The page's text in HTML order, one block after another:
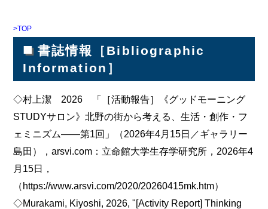
>TOP
■ 書誌情報［Bibliographic
Information］
◇村上潔 2026 「［活動報告］《グッドモーニング
STUDYサロン》北野の街から考える、生活・創作・フ
ェミニズム――第1回」（2026年4月15日／ギャラリー
島田），arsvi.com：立命館大学生存学研究所，2026年4
月15日，
（https://www.arsvi.com/2020/20260415mk.htm）
◇Murakami, Kiyoshi, 2026, "[Activity Report] Thinking